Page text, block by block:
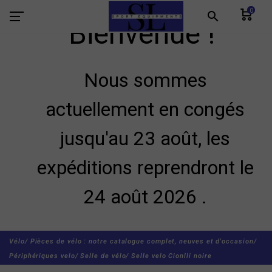
search 0
Bienvenue !
Nous sommes
actuellement en congés
jusqu'au 23 août, les
expéditions reprendront le
24 août 2026 .
Vélo/ Pièces de vélo : notre catalogue complet, neuves et d'occasion/
Périphériques velo/ Selle de vélo/ Selle velo Cionlli noire